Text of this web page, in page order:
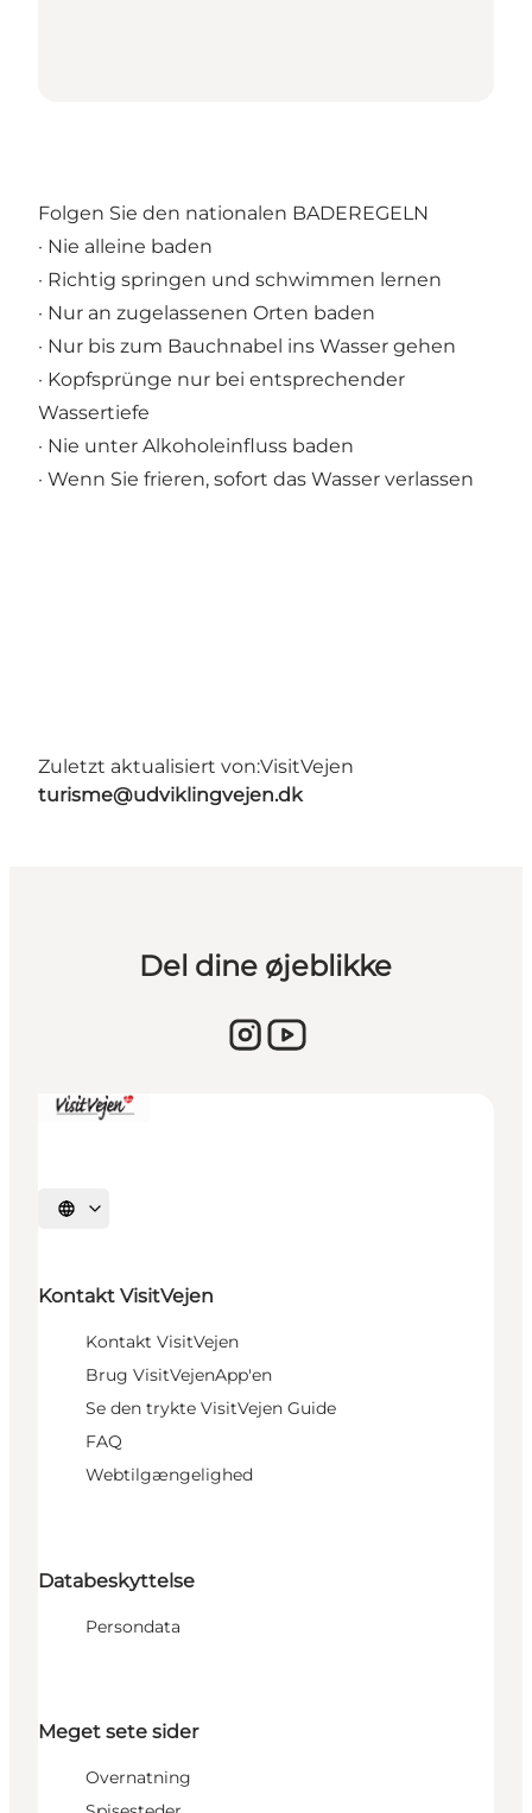
Folgen Sie den nationalen BADEREGELN
· Nie alleine baden
· Richtig springen und schwimmen lernen
· Nur an zugelassenen Orten baden
· Nur bis zum Bauchnabel ins Wasser gehen
· Kopfsprünge nur bei entsprechender
Wassertiefe
· Nie unter Alkoholeinfluss baden
· Wenn Sie frieren, sofort das Wasser verlassen
Zuletzt aktualisiert von:VisitVejen
turisme@udviklingvejen.dk
Del dine øjeblikke
Sprache auswählen
Kontakt VisitVejen
Kontakt VisitVejen
Brug VisitVejenApp'en
Se den trykte VisitVejen Guide
FAQ
Webtilgængelighed
Databeskyttelse
Persondata
Meget sete sider
Overnatning